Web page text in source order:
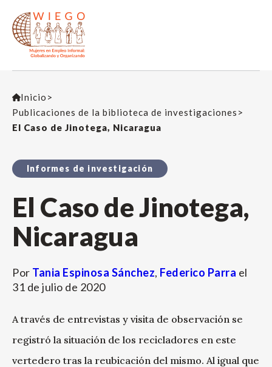
Inicio >
Publicaciones de la biblioteca de investigaciones >
El Caso de Jinotega, Nicaragua
Informes de investigación
El Caso de Jinotega,
Nicaragua
Por Tania Espinosa Sánchez, Federico Parra el
31 de julio de 2020
A través de entrevistas y visita de observación se
registró la situación de los recicladores en este
vertedero tras la reubicación del mismo. Al igual que